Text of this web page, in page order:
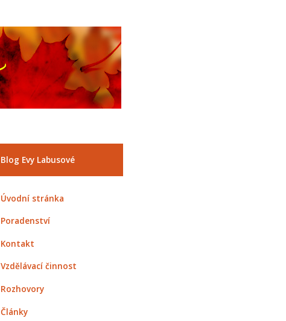
Blog Evy Labusové
Úvodní stránka
Poradenství
Kontakt
Vzdělávací činnost
Rozhovory
Články